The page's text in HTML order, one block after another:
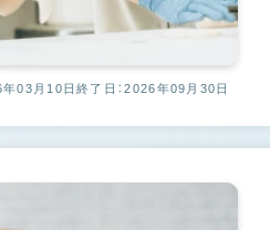
年03月10日終了日：2026年09月30日